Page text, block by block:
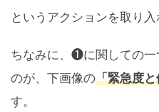
というアクションを取り入
ちなみに、❶に関しての一
のが、下画像の「緊急度
す。